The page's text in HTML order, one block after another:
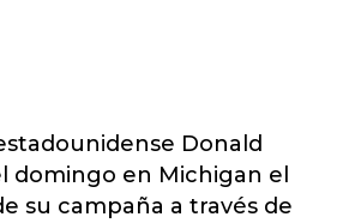
Donald
domingo en Michigan el
su campaña a través de